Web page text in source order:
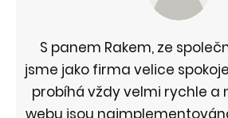
S panem Rakem, ze
jsme jako firma velice
probíhá vždy velmi rychle a